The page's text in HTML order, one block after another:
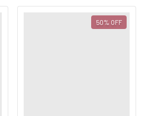
50% OFF